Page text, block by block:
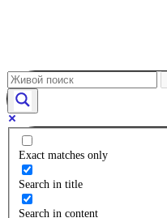
Exact matches only
Search in title
Search in content